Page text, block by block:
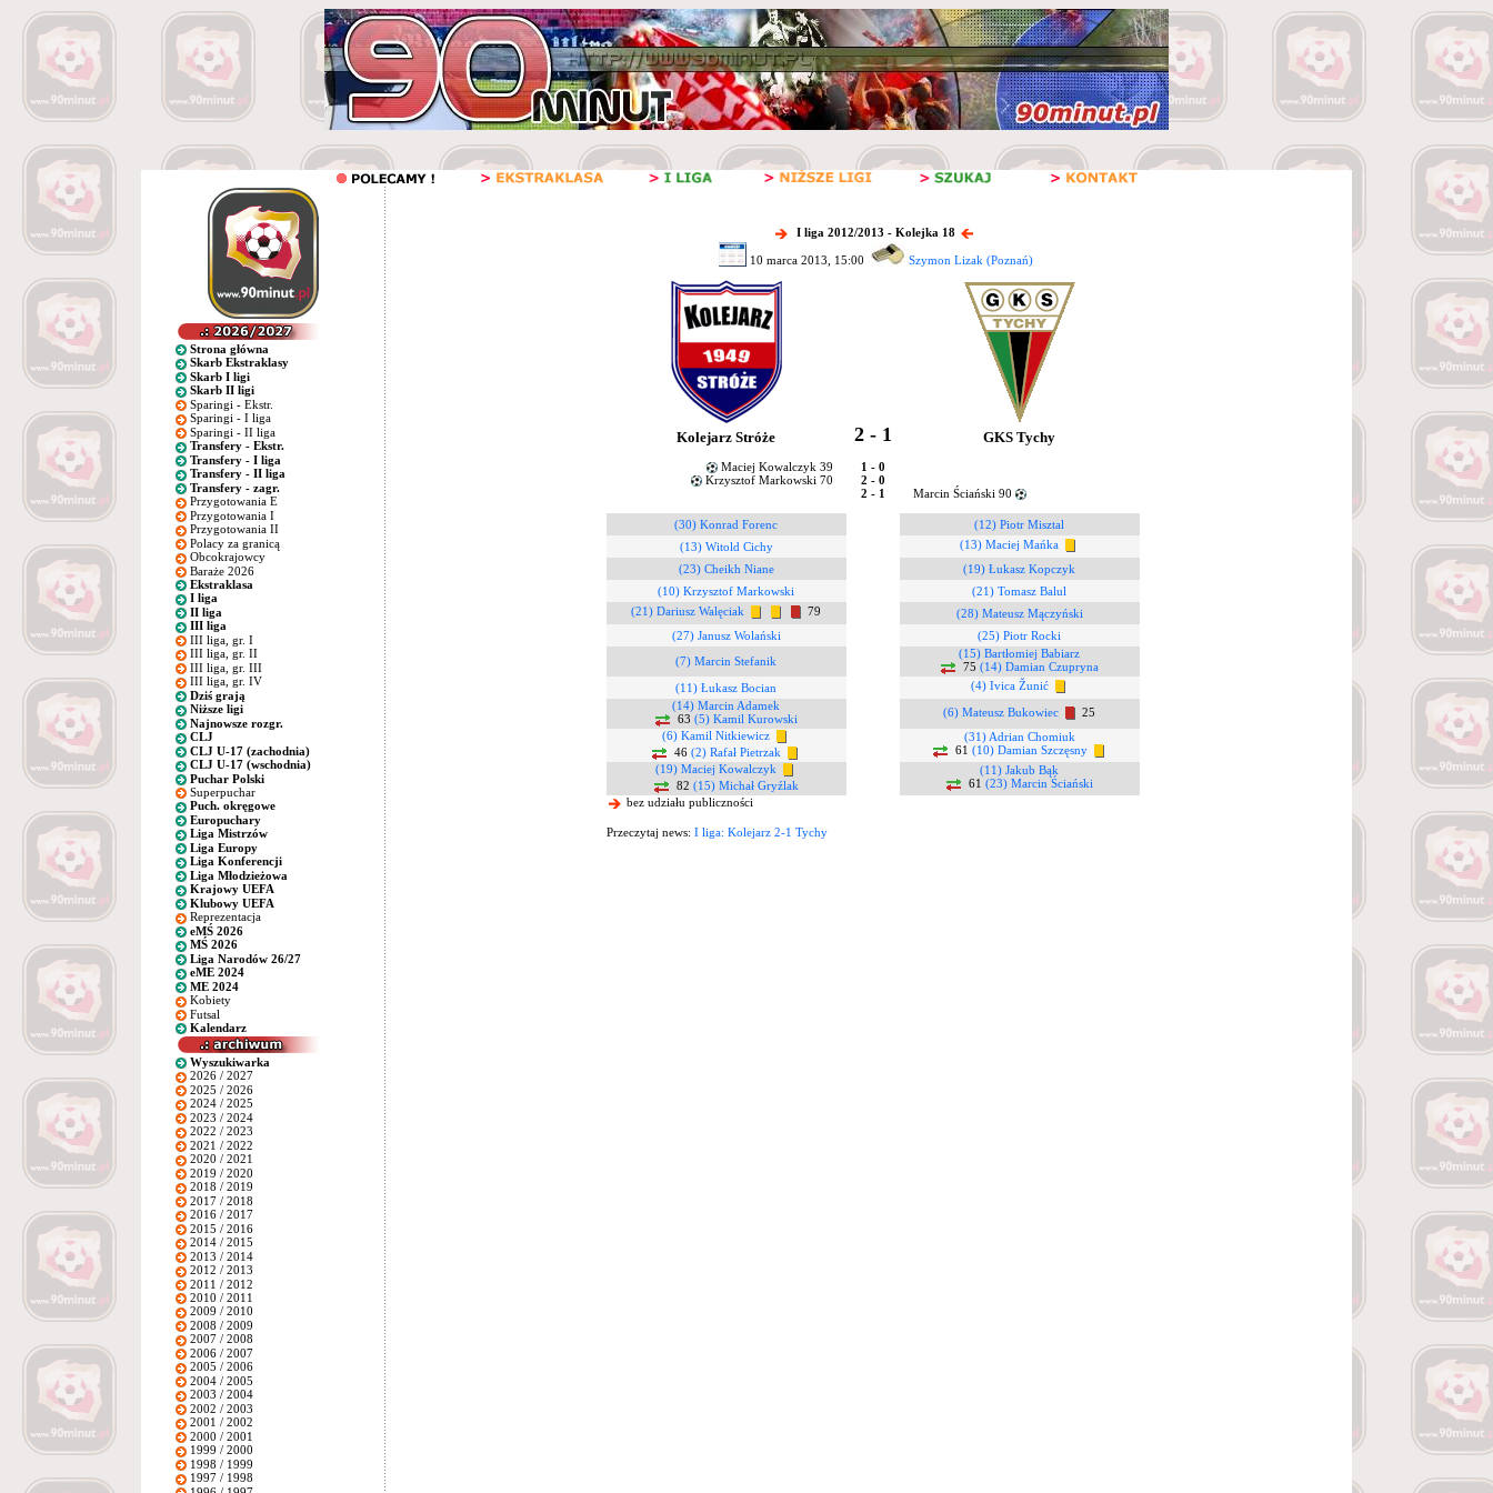
Strona główna
Skarb Ekstraklasy
Skarb I ligi
Skarb II ligi
Sparingi - Ekstr.
Sparingi - I liga
Sparingi - II liga
Transfery - Ekstr.
Transfery - I liga
Transfery - II liga
Transfery - zagr.
Przygotowania E
Przygotowania I
Przygotowania II
Polacy za granicą
Obcokrajowcy
Baraże 2026
Ekstraklasa
I liga
II liga
III liga
III liga, gr. I
III liga, gr. II
III liga, gr. III
III liga, gr. IV
Dziś grają
Niższe ligi
Najnowsze rozgr.
CLJ
CLJ U-17 (zachodnia)
CLJ U-17 (wschodnia)
Puchar Polski
Superpuchar
Puch. okręgowe
Europuchary
Liga Mistrzów
Liga Europy
Liga Konferencji
Liga Młodzieżowa
Krajowy UEFA
Klubowy UEFA
Reprezentacja
eMŚ 2026
MŚ 2026
Liga Narodów 26/27
eME 2024
ME 2024
Kobiety
Futsal
Kalendarz
Wyszukiwarka
2026 / 2027
2025 / 2026
2024 / 2025
2023 / 2024
2022 / 2023
2021 / 2022
2020 / 2021
2019 / 2020
2018 / 2019
2017 / 2018
2016 / 2017
2015 / 2016
2014 / 2015
2013 / 2014
2012 / 2013
2011 / 2012
2010 / 2011
2009 / 2010
2008 / 2009
2007 / 2008
2006 / 2007
2005 / 2006
2004 / 2005
2003 / 2004
2002 / 2003
2001 / 2002
2000 / 2001
1999 / 2000
1998 / 1999
1997 / 1998
I liga 2012/2013 - Kolejka 18
10 marca 2013, 15:00 Szymon Lizak (Poznań)
Kolejarz Stróże 2 - 1 GKS Tychy
Maciej Kowalczyk 39
1 - 0
Krzysztof Markowski 70
2 - 0
2 - 1
Marcin Ściański 90
(30) Konrad Forenc
(12) Piotr Misztal
(13) Witold Cichy
(13) Maciej Mańka
(23) Cheikh Niane
(19) Łukasz Kopczyk
(10) Krzysztof Markowski
(21) Tomasz Balul
(21) Dariusz Walęciak
79
(28) Mateusz Mączyński
(27) Janusz Wolański
(25) Piotr Rocki
(7) Marcin Stefanik
(15) Bartłomiej Babiarz
75 (14) Damian Czupryna
(11) Łukasz Bocian
(4) Ivica Žunić
(14) Marcin Adamek
63 (5) Kamil Kurowski (6) Mateusz Bukowiec
25
(6) Kamil Nitkiewicz
46 (2) Rafał Pietrzak
(31) Adrian Chomiuk
61 (10) Damian Szczęsny
(19) Maciej Kowalczyk
82 (15) Michał Gryźlak
(11) Jakub Bąk
61 (23) Marcin Ściański
bez udziału publiczności
Przeczytaj news: I liga: Kolejarz 2-1 Tychy